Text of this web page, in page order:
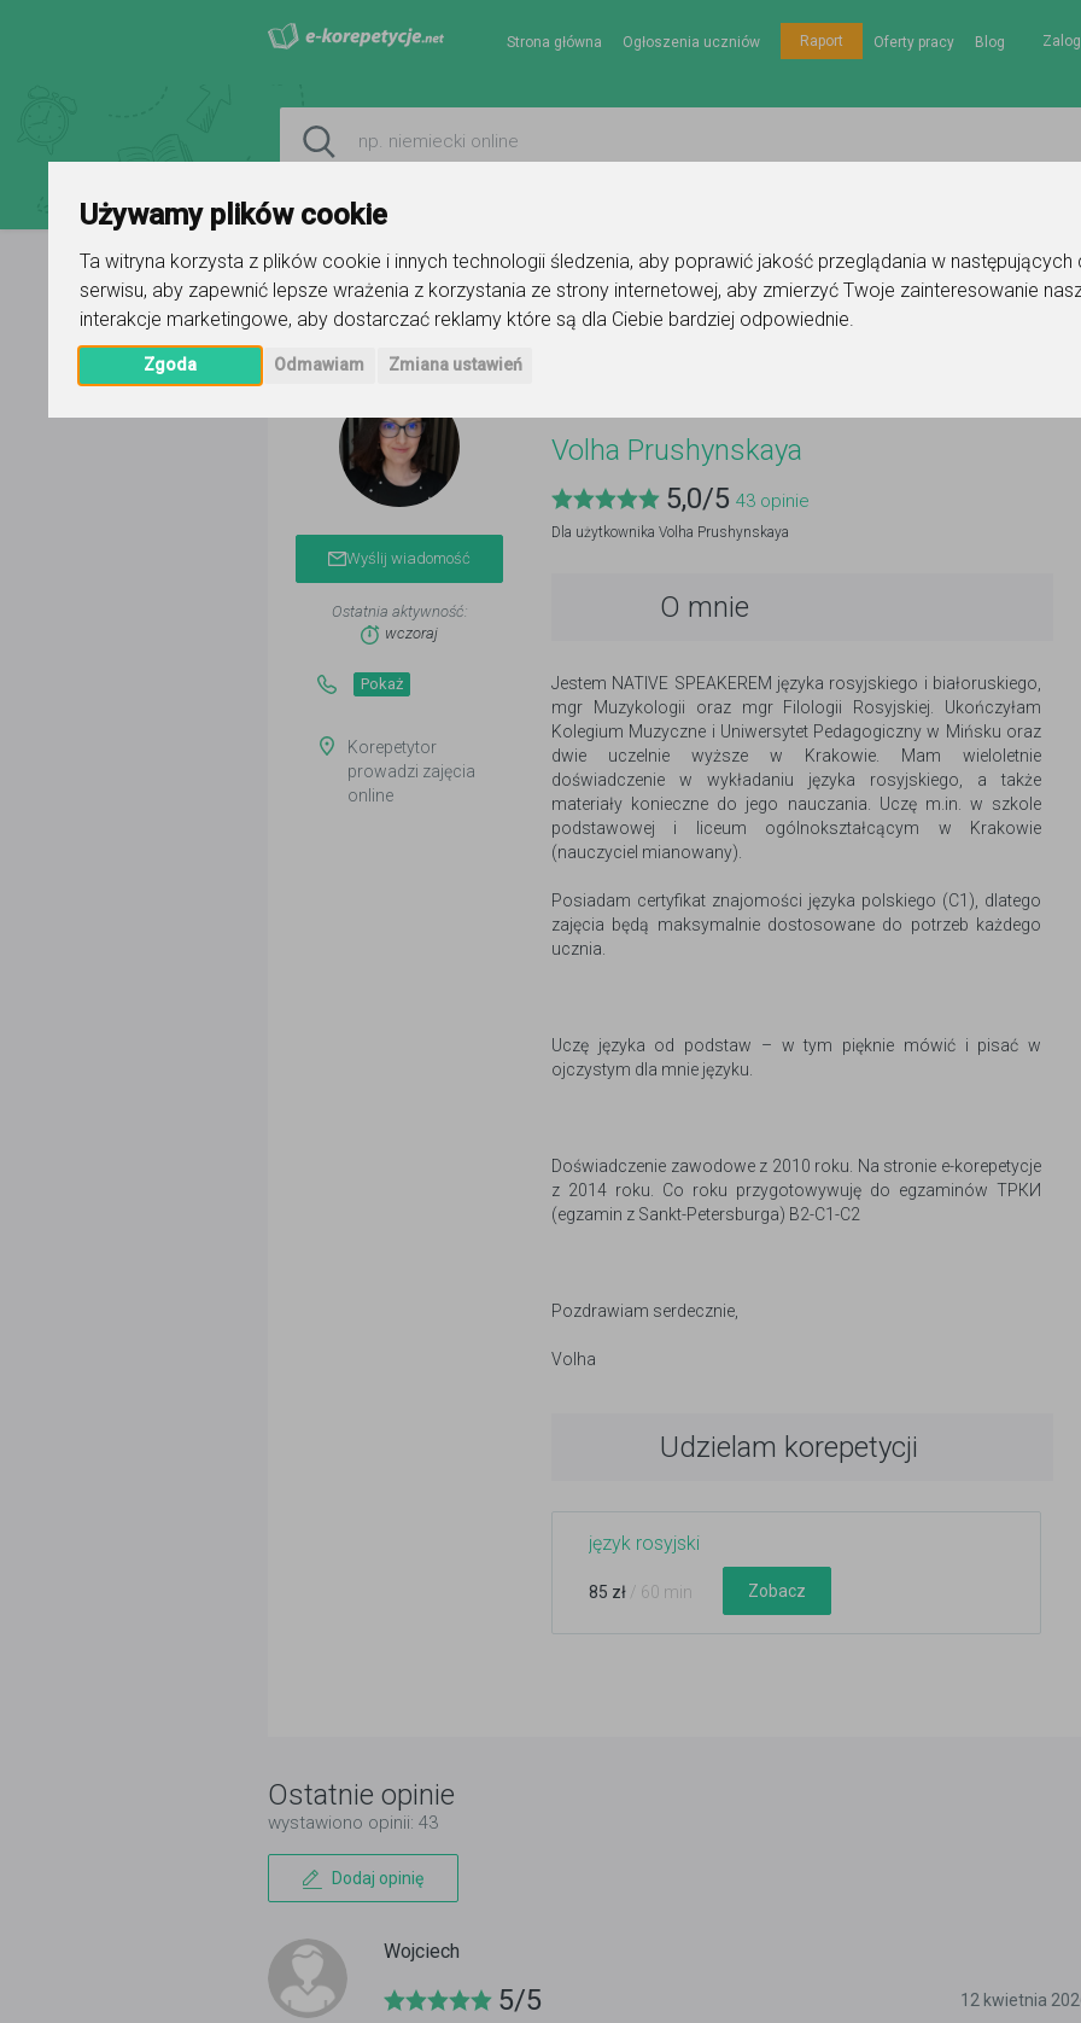
Używamy plików cookie
Ta witryna korzysta z plików cookie i innych technologii śledzenia, aby poprawić jakość przeglądania w
serwisu, aby zapewnić lepsze wrażenia z korzystania ze strony internetowej, aby zmierzyć Twoje zainteresowanie
interakcje marketingowe, aby dostarczać reklamy które są dla Ciebie bardziej odpowiednie.
Zgoda Odmawiam Zmiana ustawień
Strona główna Ogłoszenia uczniów Raport Oferty pracy Blog
Strona główna Volha Prushynskaya
Wyślij wiadomość
Ostatnia aktywność:
wczoraj
Pokaż
Korepetytor
prowadzi zajęcia
online
Volha Prushynskaya
5,0/5 43 opinie
Dla użytkownika Volha Prushynskaya
O mnie
Jestem NATIVE SPEAKEREM języka rosyjskiego i białoruskiego,
mgr Muzykologii oraz mgr Filologii Rosyjskiej. Ukończyłam
Kolegium Muzyczne i Uniwersytet Pedagogiczny w Mińsku oraz
dwie uczelnie wyższe w Krakowie. Mam wieloletnie
doświadczenie w wykładaniu języka rosyjskiego, a także
materiały konieczne do jego nauczania. Uczę m.in. w szkole
podstawowej i liceum ogólnokształcącym w Krakowie
(nauczyciel mianowany).
Posiadam certyfikat znajomości języka polskiego (C1), dlatego
zajęcia będą maksymalnie dostosowane do potrzeb każdego
ucznia.
Uczę języka od podstaw – w tym pięknie mówić i pisać w
ojczystym dla mnie języku.
Doświadczenie zawodowe z 2010 roku. Na stronie e-korepetycje
z 2014 roku. Co roku przygotowywuję do egzaminów ТРКИ
(egzamin z Sankt-Petersburga) B2-C1-C2
Pozdrawiam serdecznie,
Volha
Udzielam korepetycji
język rosyjski
85 zł / 60 min Zobacz
Ostatnie opinie
wystawiono opinii: 43
Dodaj opinię
Wojciech
5/5 12 kwietnia